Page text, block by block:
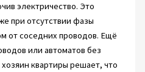
электричество. Это
при отсутствии фазы
от соседних проводов. Ещё
или автоматов без
квартиры решает, что